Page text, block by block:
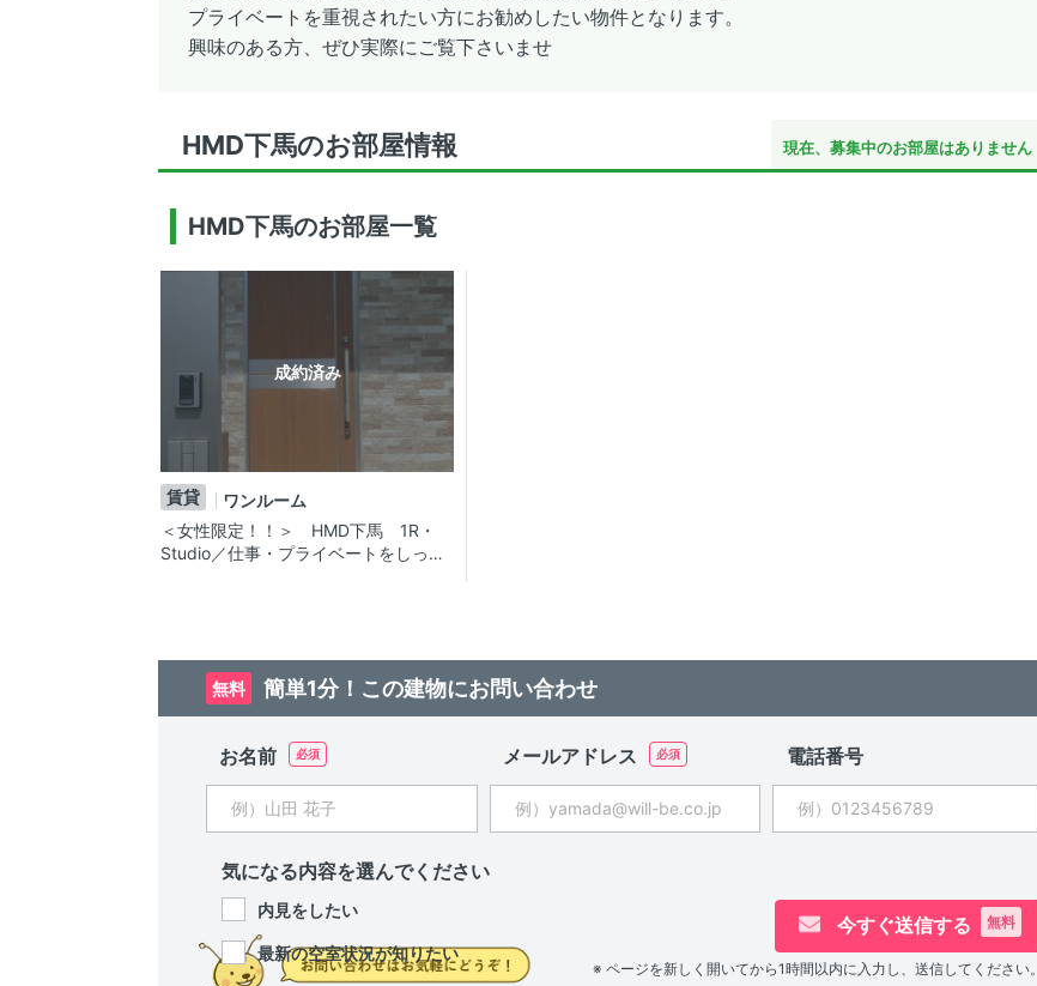
プライベートを重視されたい方にお勧めしたい物件となります。
興味のある方、ぜひ実際にご覧下さいませ
HMD下馬のお部屋情報 現在、募集中のお部屋はありません
HMD下馬のお部屋一覧
成約済み
賃貸
ワンルーム
＜女性限定！！＞ HMD下馬 1R・
Studio／仕事・プライベートをしっか
無料 簡単1分！この建物にお問い合わせ
お名前 メールアドレス 電話番号
気になる内容を選んでください
内見をしたい
最新の空室状況が知りたい
今すぐ送信する 無料
※ ページを新しく開いてから1時間以内に入力し、送信してください。